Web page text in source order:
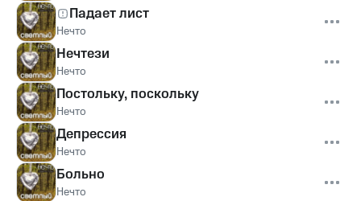
Падает лист
Нечто
Нечтези
Нечто
Постольку, поскольку
Нечто
Депрессия
Нечто
Больно
Нечто